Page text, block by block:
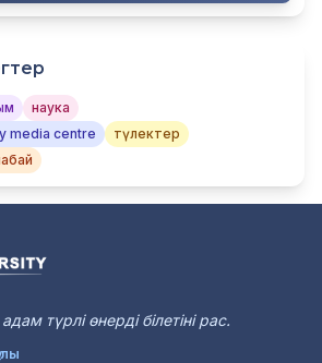
наука
media centre
түлектер
түрлі өнерді білетіні рас.